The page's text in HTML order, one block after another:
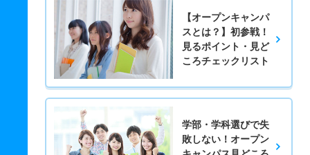
【オープンキャンパ
スとは？】初参戦！
見るポイント・見ど
ころチェックリスト
学部・学科選びで失
敗しない！オープン